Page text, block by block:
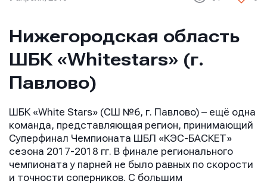
Нижегородская область
ШБК «Whitestars» (г.
Павлово)
ШБК «White Stars» (СШ №6, г. Павлово) – ещё одна
команда, представляющая регион, принимающий
Суперфинал Чемпионата ШБЛ «КЭС-БАСКЕТ»
сезона 2017-2018 гг. В финале регионального
чемпионата у парней не было равных по скорости
и точности соперников. С большим